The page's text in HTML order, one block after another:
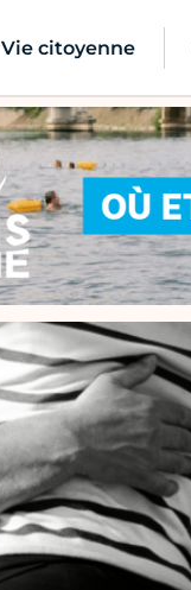
Vie citoyenne